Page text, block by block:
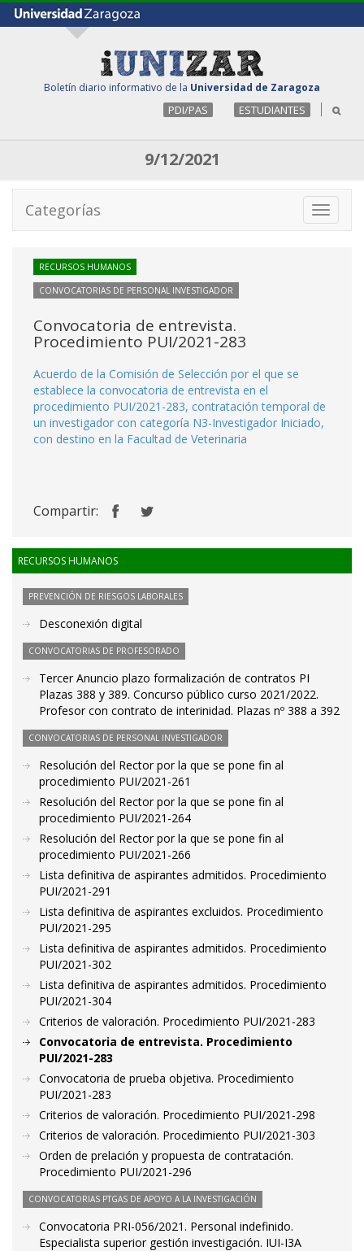
Boletín diario informativo de la Universidad de Zaragoza
PDI/PAS ESTUDIANTES
9/12/2021
Toggle
Categorías
RECURSOS HUMANOS
CONVOCATORIAS DE PERSONAL INVESTIGADOR
Convocatoria de entrevista.
Procedimiento PUI/2021-283
Acuerdo de la Comisión de Selección por el que se
establece la convocatoria de entrevista en el
procedimiento PUI/2021-283, contratación temporal de
un investigador con categoría N3-Investigador Iniciado,
con destino en la Facultad de Veterinaria
Compartir:
RECURSOS HUMANOS
PREVENCIÓN DE RIESGOS LABORALES
Desconexión digital
CONVOCATORIAS DE PROFESORADO
Tercer Anuncio plazo formalización de contratos PI
Plazas 388 y 389. Concurso público curso 2021/2022.
Profesor con contrato de interinidad. Plazas nº 388 a 392
CONVOCATORIAS DE PERSONAL INVESTIGADOR
Resolución del Rector por la que se pone fin al
procedimiento PUI/2021-261
Resolución del Rector por la que se pone fin al
procedimiento PUI/2021-264
Resolución del Rector por la que se pone fin al
procedimiento PUI/2021-266
Lista definitiva de aspirantes admitidos. Procedimiento
PUI/2021-291
Lista definitiva de aspirantes excluidos. Procedimiento
PUI/2021-295
Lista definitiva de aspirantes admitidos. Procedimiento
PUI/2021-302
Lista definitiva de aspirantes admitidos. Procedimiento
PUI/2021-304
Criterios de valoración. Procedimiento PUI/2021-283
Convocatoria de entrevista. Procedimiento
PUI/2021-283
Convocatoria de prueba objetiva. Procedimiento
PUI/2021-283
Criterios de valoración. Procedimiento PUI/2021-298
Criterios de valoración. Procedimiento PUI/2021-303
Orden de prelación y propuesta de contratación.
Procedimiento PUI/2021-296
CONVOCATORIAS PTGAS DE APOYO A LA INVESTIGACIÓN
Convocatoria PRI-056/2021. Personal indefinido.
Especialista superior gestión investigación. IUI-I3A